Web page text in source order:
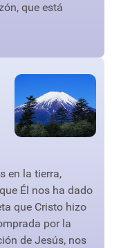
que está
en la tierra,
Él nos ha dado
que Cristo hizo
por la
de Jesús, nos